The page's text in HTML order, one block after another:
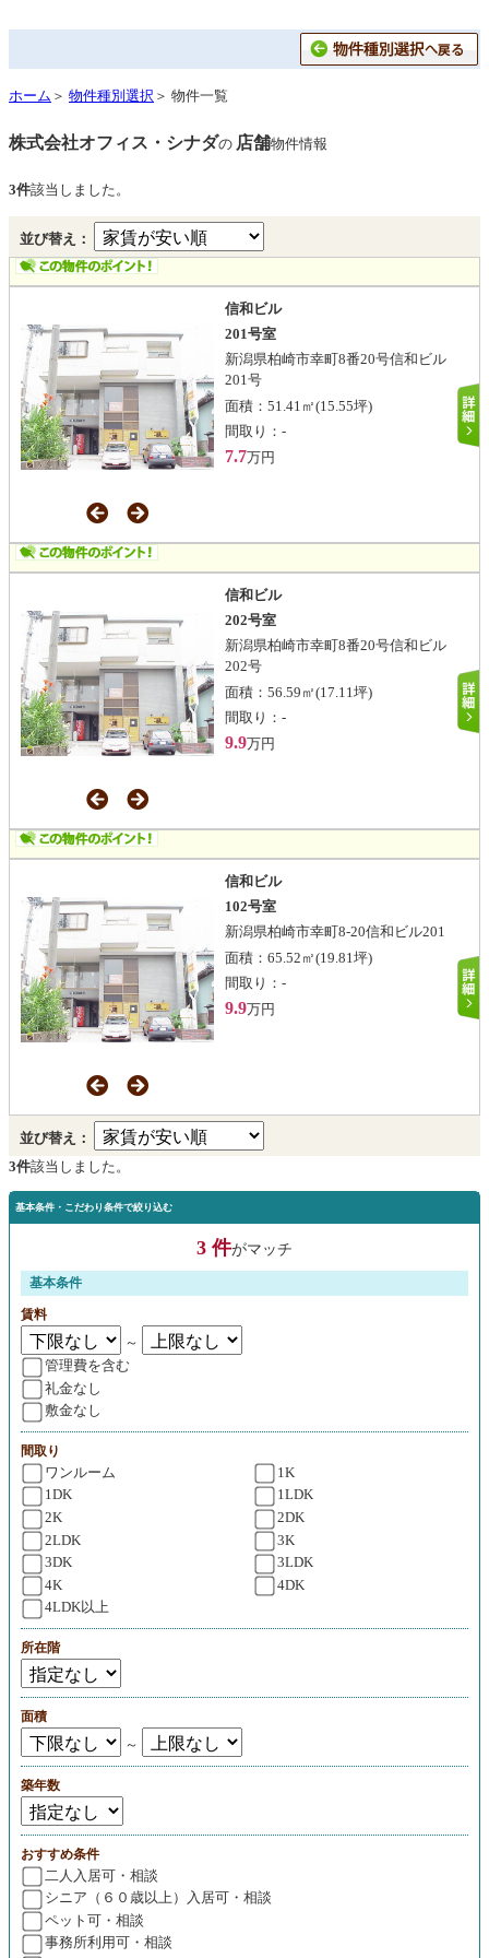
ホーム ＞ 物件種別選択 ＞ 物件一覧
株式会社オフィス・シナダの 店舗物件情報
3件該当しました。
並び替え：
信和ビル
201号室
新潟県柏崎市幸町8番20号信和ビル
201号
面積： 51.41㎡(15.55坪)
間取り： -
7.7万円
信和ビル
202号室
新潟県柏崎市幸町8番20号信和ビル
202号
面積： 56.59㎡(17.11坪)
間取り： -
9.9万円
信和ビル
102号室
新潟県柏崎市幸町8-20信和ビル201
面積： 65.52㎡(19.81坪)
間取り： -
9.9万円
並び替え：
3件該当しました。
基本条件・こだわり条件で絞り込む
3 件がマッチ
基本条件
賃料
～
管理費を含む
礼金なし
敷金なし
間取り
ワンルーム
1K
1DK
1LDK
2K
2DK
2LDK
3K
3DK
3LDK
4K
4DK
4LDK以上
所在階
面積
～
築年数
おすすめ条件
二人入居可・相談
シニア（６０歳以上）入居可・相談
ペット可・相談
事務所利用可・相談